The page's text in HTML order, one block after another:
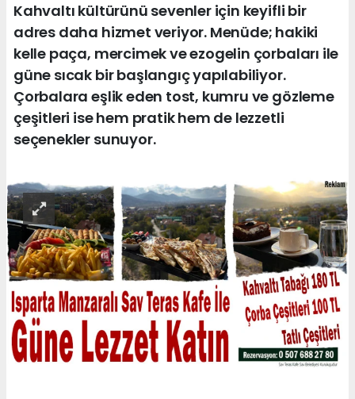
Kahvaltı kültürünü sevenler için keyifli bir
adres daha hizmet veriyor. Menüde; hakiki
kelle paça, mercimek ve ezogelin çorbaları ile
güne sıcak bir başlangıç yapılabiliyor.
Çorbalara eşlik eden tost, kumru ve gözleme
çeşitleri ise hem pratik hem de lezzetli
seçenekler sunuyor.